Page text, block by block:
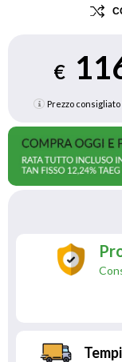
€
Prezzo consigliato